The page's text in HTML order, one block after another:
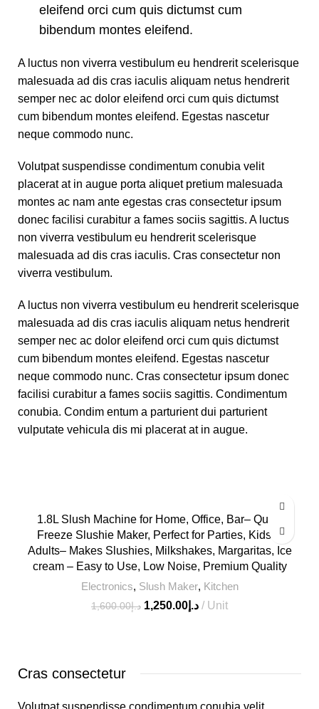
eleifend orci cum quis dictumst cum
bibendum montes eleifend.
A luctus non viverra vestibulum eu hendrerit scelerisque
malesuada ad dis cras iaculis aliquam netus hendrerit
semper nec ac dolor eleifend orci cum quis dictumst
cum bibendum montes eleifend. Egestas nascetur
neque commodo nunc.
Volutpat suspendisse condimentum conubia velit
placerat at in augue porta aliquet pretium malesuada
montes ac nam ante egestas cras consectetur ipsum
donec facilisi curabitur a fames sociis sagittis. A luctus
non viverra vestibulum eu hendrerit scelerisque
malesuada ad dis cras iaculis. Cras consectetur non
viverra vestibulum.
A luctus non viverra vestibulum eu hendrerit scelerisque
malesuada ad dis cras iaculis aliquam netus hendrerit
semper nec ac dolor eleifend orci cum quis dictumst
cum bibendum montes eleifend. Egestas nascetur
neque commodo nunc. Cras consectetur ipsum donec
facilisi curabitur a fames sociis sagittis. Condimentum
conubia. Condim entum a parturient dui parturient
vulputate vehicula dis mi placerat at in augue.
HOT
1.8L Slush Machine for Home, Office, Bar– Quick
Freeze Slushie Maker, Perfect for Parties, Kids &
Adults– Makes Slushies, Milkshakes, Margaritas, Ice
cream – Easy to Use, Low Noise, Premium Quality
Electronics, Slush Maker, Kitchen
د.إ1,600.00 د.إ 1,250.00 Unit
Cras consectetur
Volutpat suspendisse condimentum conubia velit